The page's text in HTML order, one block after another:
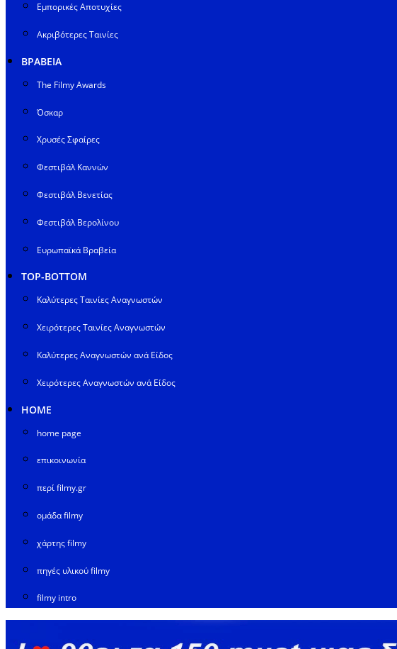
Εμπορικές Αποτυχίες
Ακριβότερες Ταινίες
ΒΡΑΒΕΙΑ
The Filmy Awards
Όσκαρ
Χρυσές Σφαίρες
Φεστιβάλ Καννών
Φεστιβάλ Βενετίας
Φεστιβάλ Βερολίνου
Ευρωπαϊκά Βραβεία
TOP-BOTTOM
Καλύτερες Ταινίες Αναγνωστών
Χειρότερες Ταινίες Αναγνωστών
Καλύτερες Αναγνωστών ανά Είδος
Χειρότερες Αναγνωστών ανά Είδος
HOME
home page
επικοινωνία
περί filmy.gr
ομάδα filmy
χάρτης filmy
πηγές υλικού filmy
filmy intro